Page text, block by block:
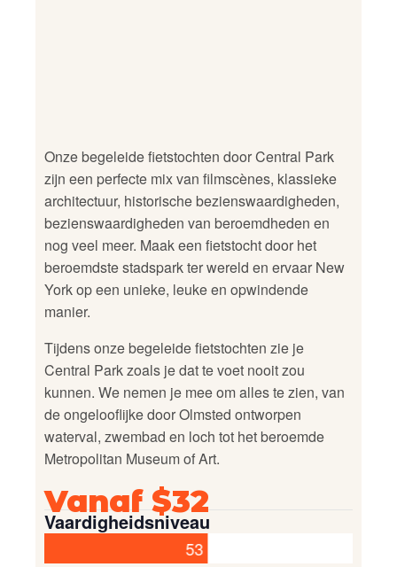
Onze begeleide fietstochten door Central Park
zijn een perfecte mix van filmscènes, klassieke
architectuur, historische bezienswaardigheden,
bezienswaardigheden van beroemdheden en
nog veel meer. Maak een fietstocht door het
beroemdste stadspark ter wereld en ervaar New
York op een unieke, leuke en opwindende
manier.
Tijdens onze begeleide fietstochten zie je
Central Park zoals je dat te voet nooit zou
kunnen. We nemen je mee om alles te zien, van
de ongelooflijke door Olmsted ontworpen
waterval, zwembad en loch tot het beroemde
Metropolitan Museum of Art.
Vanaf $32
Vaardigheidsniveau
53